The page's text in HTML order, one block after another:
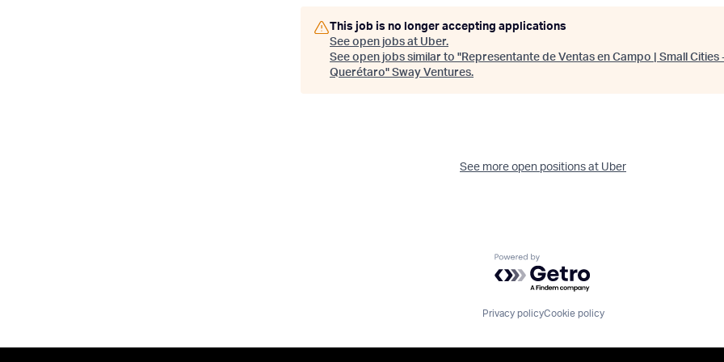
This job is no longer accepting applications
See open jobs at Uber.
See open jobs similar to "Representante de Ventas en Campo | Small Cities
Querétaro" Sway Ventures.
See more open positions at Uber
Powered by Getro.com
Privacy policyCookie policy